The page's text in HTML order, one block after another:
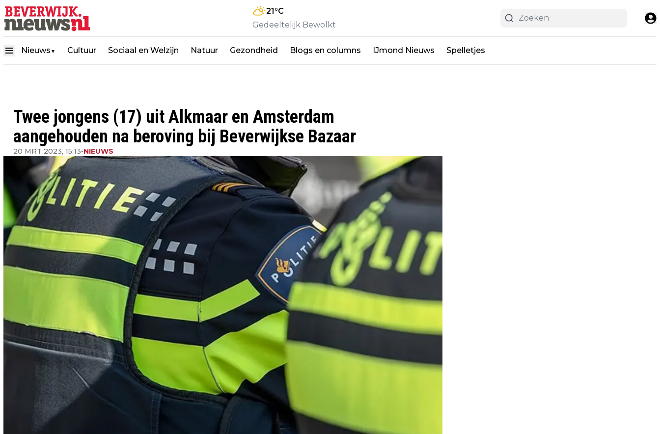
21°C
Gedeeltelijk Bewolkt
Nieuws ▼ Cultuur Sociaal en Welzijn Natuur Gezondheid Blogs en columns IJmond Nieuws Spelletjes
Twee jongens (17) uit Alkmaar en Amsterdam
aangehouden na beroving bij Beverwijkse Bazaar
20 MRT 2023, 15:13•NIEUWS